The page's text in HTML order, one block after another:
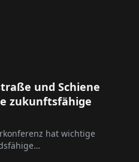
und Schiene
zukunftsfähige
hat wichtige